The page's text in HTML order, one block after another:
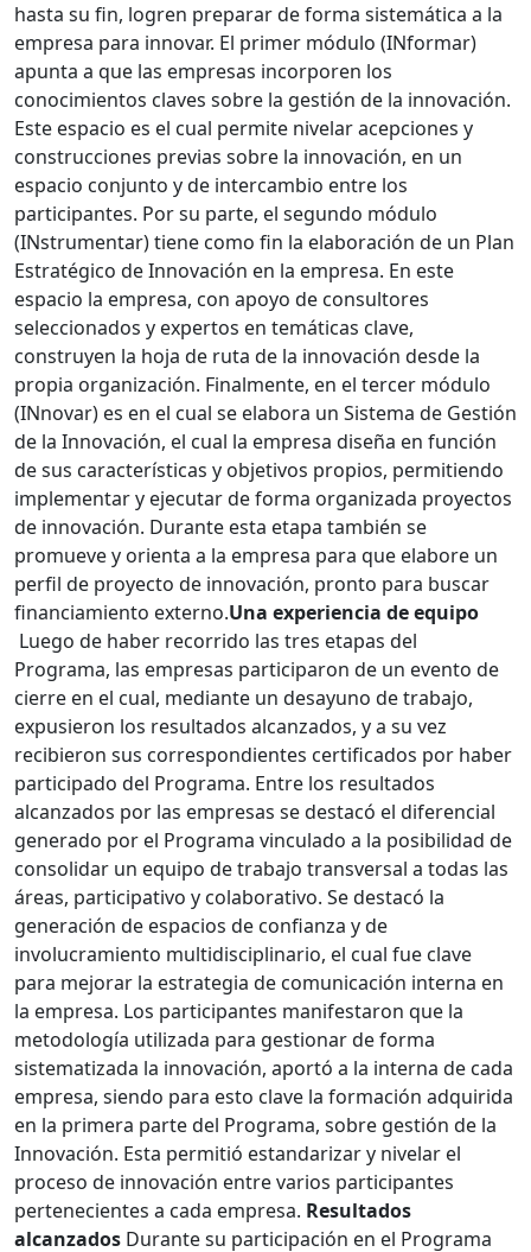
hasta su fin, logren preparar de forma sistemática a la
empresa para innovar. El primer módulo (INformar)
apunta a que las empresas incorporen los
conocimientos claves sobre la gestión de la innovación.
Este espacio es el cual permite nivelar acepciones y
construcciones previas sobre la innovación, en un
espacio conjunto y de intercambio entre los
participantes. Por su parte, el segundo módulo
(INstrumentar) tiene como fin la elaboración de un Plan
Estratégico de Innovación en la empresa. En este
espacio la empresa, con apoyo de consultores
seleccionados y expertos en temáticas clave,
construyen la hoja de ruta de la innovación desde la
propia organización. Finalmente, en el tercer módulo
(INnovar) es en el cual se elabora un Sistema de Gestión
de la Innovación, el cual la empresa diseña en función
de sus características y objetivos propios, permitiendo
implementar y ejecutar de forma organizada proyectos
de innovación. Durante esta etapa también se
promueve y orienta a la empresa para que elabore un
perfil de proyecto de innovación, pronto para buscar
financiamiento externo.Una experiencia de equipo
Luego de haber recorrido las tres etapas del
Programa, las empresas participaron de un evento de
cierre en el cual, mediante un desayuno de trabajo,
expusieron los resultados alcanzados, y a su vez
recibieron sus correspondientes certificados por haber
participado del Programa. Entre los resultados
alcanzados por las empresas se destacó el diferencial
generado por el Programa vinculado a la posibilidad de
consolidar un equipo de trabajo transversal a todas las
áreas, participativo y colaborativo. Se destacó la
generación de espacios de confianza y de
involucramiento multidisciplinario, el cual fue clave
para mejorar la estrategia de comunicación interna en
la empresa. Los participantes manifestaron que la
metodología utilizada para gestionar de forma
sistematizada la innovación, aportó a la interna de cada
empresa, siendo para esto clave la formación adquirida
en la primera parte del Programa, sobre gestión de la
Innovación. Esta permitió estandarizar y nivelar el
proceso de innovación entre varios participantes
pertenecientes a cada empresa. Resultados
alcanzados Durante su participación en el Programa